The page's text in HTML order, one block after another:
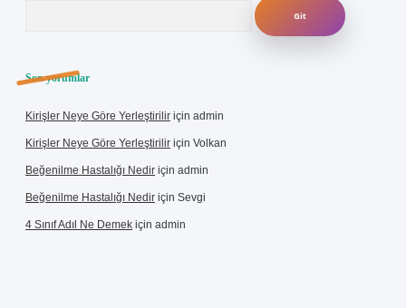
Son yorumlar
Kirişler Neye Göre Yerleştirilir için admin
Kirişler Neye Göre Yerleştirilir için Volkan
Beğenilme Hastalığı Nedir için admin
Beğenilme Hastalığı Nedir için Sevgi
4 Sınıf Adıl Ne Demek için admin